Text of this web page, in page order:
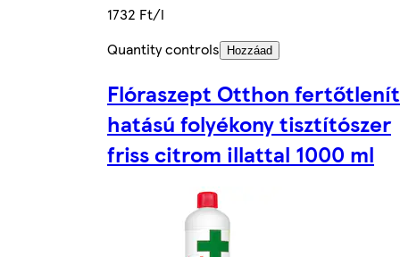
1732 Ft/l
Quantity controls
Hozzáad
Flóraszept Otthon
hatású folyékony tisztítószer
friss citrom illattal 1000 ml